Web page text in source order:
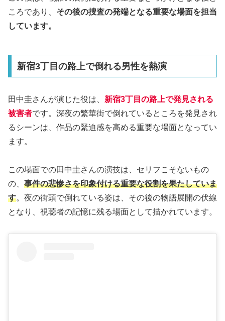
ころであり、 その後の捜査の発端となる重要な場面を担当
しています。
新宿3丁目の路上で倒れる男性を熱演
田中圭さんが演じた役は、 新宿3丁目の路上で発見される
被害者です。深夜の繁華街で倒れているところを発見され
るシーンは、作品の緊迫感を高める重要な場面となってい
ます。
この場面での田中圭さんの演技は、セリフこそないもの
の、 事件の悲惨さを印象付ける重要な役割を果たしていま
す。夜の街頭で倒れている姿は、その後の物語展開の伏線
となり、視聴者の記憶に残る場面として描かれています。